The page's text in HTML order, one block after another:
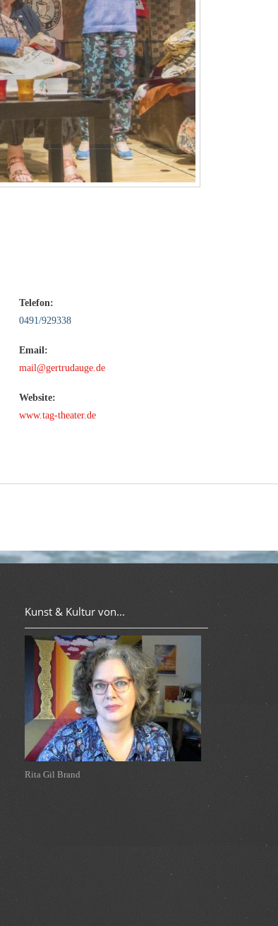
Telefon:
0491/929338
Email:
mail@gertrudauge.de
Website:
www.tag-theater.de
Kunst & Kultur von...